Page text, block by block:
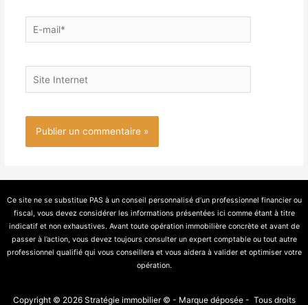
Ce site ne se substitue PAS à un conseil personnalisé d’un professionnel financier ou
fiscal, vous devez considérer les informations présentées ici comme étant à titre
indicatif et non exhaustives. Avant toute opération immobilière concrète et avant de
passer à l’action, vous devez toujours consulter un expert comptable ou tout autre
professionnel qualifié qui vous conseillera et vous aidera à valider et optimiser votre
opération.
Copyright © 2026 Stratégie immobilier © - Marque déposée - Tous droits